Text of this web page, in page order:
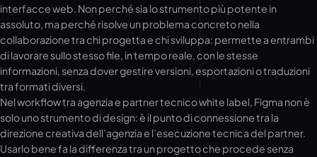
interfacce web. Non perché sia lo strumento più potente in
assoluto, ma perché risolve un problema concreto nella
collaborazione tra chi progetta e chi sviluppa: permette a entrambi
di lavorare sullo stesso file, in tempo reale, con le stesse
informazioni, senza dover gestire versioni, esportazioni o traduzioni
tra formati diversi.
Nel workflow tra agenzia e partner tecnico white label, Figma non è
solo uno strumento di design: è il punto di connessione tra la
direzione creativa dell’agenzia e l’esecuzione tecnica del partner.
Usarlo bene fa la differenza tra un progetto che procede senza